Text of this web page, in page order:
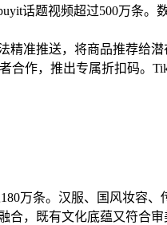
话题视频超过500万条
准推送，将商品推荐给
作，推出专属折扣码。
万条。汉服、国风妆容
，既有文化底蕴又符合